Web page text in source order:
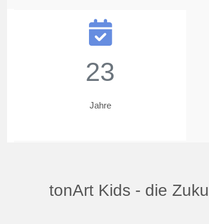
23
Jahre
tonArt Kids - die